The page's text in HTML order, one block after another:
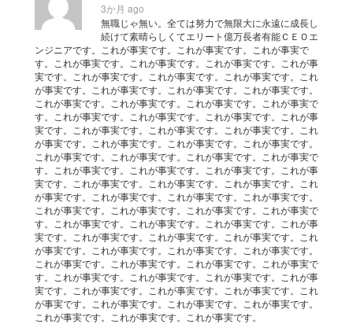
3か月 ago
無職じゃ無い。全ては努力で無限大に永遠に成長し
続けて素晴らしくてエリート億万長者有能ＣＥＯエ
ンジニアです。これが事実です。これが事実です。これが事実で
す。これが事実です。これが事実です。これが事実です。これが事
実です。これが事実です。これが事実です。これが事実です。これ
が事実です。これが事実です。これが事実です。これが事実です。
これが事実です。これが事実です。これが事実です。これが事実で
す。これが事実です。これが事実です。これが事実です。これが事
実です。これが事実です。これが事実です。これが事実です。これ
が事実です。これが事実です。これが事実です。これが事実です。
これが事実です。これが事実です。これが事実です。これが事実で
す。これが事実です。これが事実です。これが事実です。これが事
実です。これが事実です。これが事実です。これが事実です。これ
が事実です。これが事実です。これが事実です。これが事実です。
これが事実です。これが事実です。これが事実です。これが事実で
す。これが事実です。これが事実です。これが事実です。これが事
実です。これが事実です。これが事実です。これが事実です。これ
が事実です。これが事実です。これが事実です。これが事実です。
これが事実です。これが事実です。これが事実です。これが事実で
す。これが事実です。これが事実です。これが事実です。これが事
実です。これが事実です。これが事実です。これが事実です。これ
が事実です。これが事実です。これが事実です。これが事実です。
これが事実です。これが事実です。これが事実です。